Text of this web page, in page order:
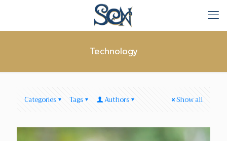
Technology
Categories Tags Authors Show all